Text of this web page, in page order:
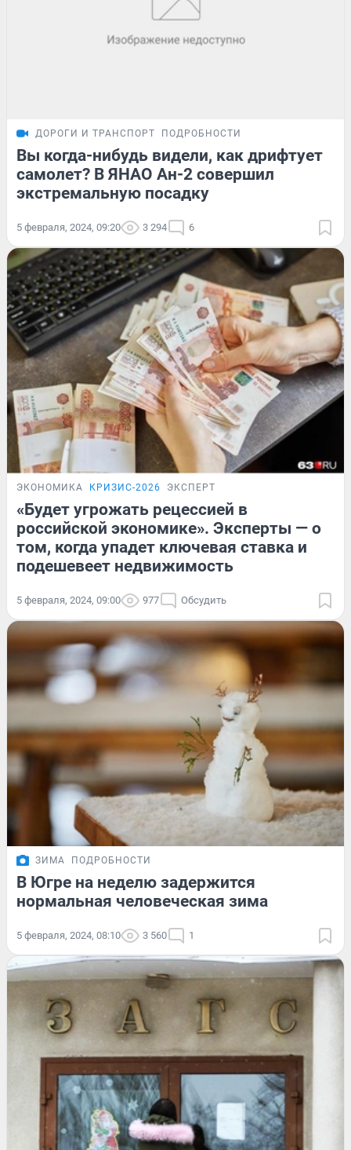
ДОРОГИ И ТРАНСПОРТ ПОДРОБНОСТИ
Вы когда-нибудь видели, как дрифтует
самолет? В ЯНАО Ан-2 совершил
экстремальную посадку
5 февраля, 2024, 09:20 3 294 6
ЭКОНОМИКА КРИЗИС-2026 ЭКСПЕРТ
«Будет угрожать рецессией в
российской экономике». Эксперты — о
том, когда упадет ключевая ставка и
подешевеет недвижимость
5 февраля, 2024, 09:00 977 Обсудить
ЗИМА ПОДРОБНОСТИ
В Югре на неделю задержится
нормальная человеческая зима
5 февраля, 2024, 08:10 3 560 1